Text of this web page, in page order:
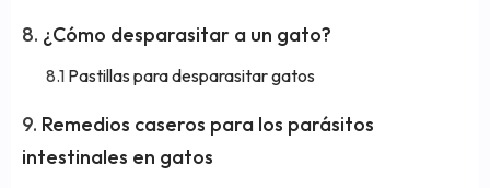
¿Cómo desparasitar a un gato?
Pastillas para desparasitar gatos
Remedios caseros para los parásitos
intestinales en gatos